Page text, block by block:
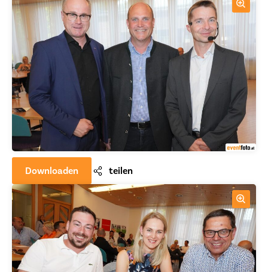
Downloaden teilen